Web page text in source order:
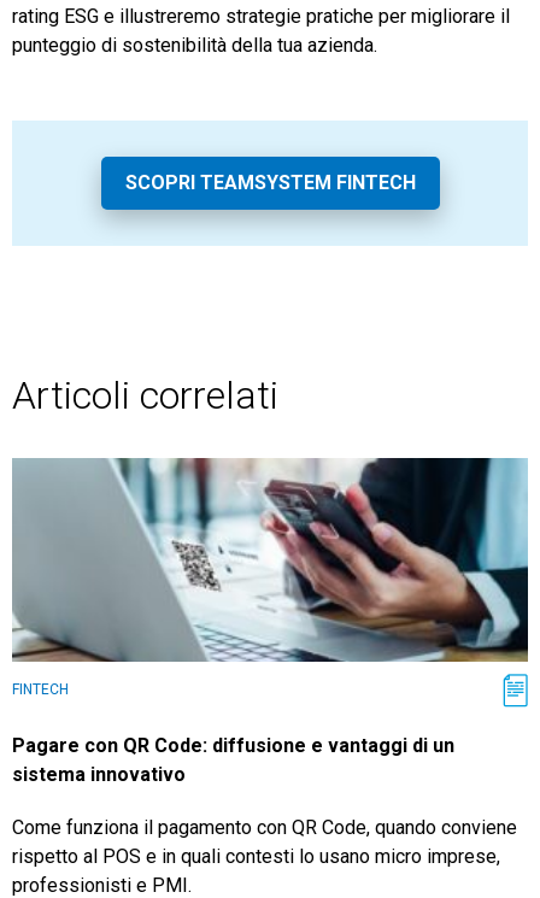
rating ESG e illustreremo strategie pratiche per migliorare il
punteggio di sostenibilità della tua azienda.
SCOPRI TEAMSYSTEM FINTECH
Articoli correlati
FINTECH
Pagare con QR Code: diffusione e vantaggi di un
sistema innovativo
Come funziona il pagamento con QR Code, quando conviene
rispetto al POS e in quali contesti lo usano micro imprese,
professionisti e PMI.